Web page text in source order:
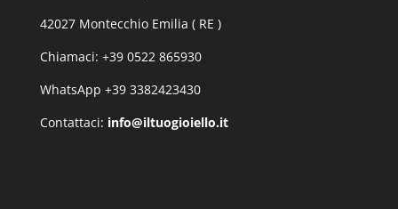
42027 Montecchio Emilia ( RE )
Chiamaci: +39 0522 865930
WhatsApp +39 3382423430
Contattaci: info@iltuogioiello.it